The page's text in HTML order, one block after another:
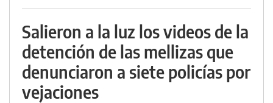
Salieron a la luz los videos de la
detención de las mellizas que
denunciaron a siete policías por
vejaciones